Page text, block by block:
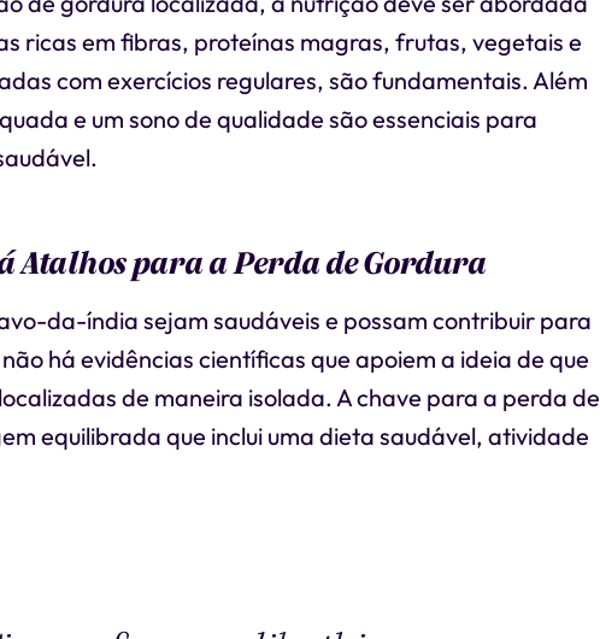
ricas em fibras, proteínas magras, frutas, vegetais e
com exercícios regulares, são fundamentais. Além
e um sono de qualidade são essenciais para
Atalhos para a Perda de Gordura
da-índia sejam saudáveis e possam contribuir para
há evidências científicas que apoiem a ideia de que
de maneira isolada. A chave para a perda de
equilibrada que inclui uma dieta saudável, atividade